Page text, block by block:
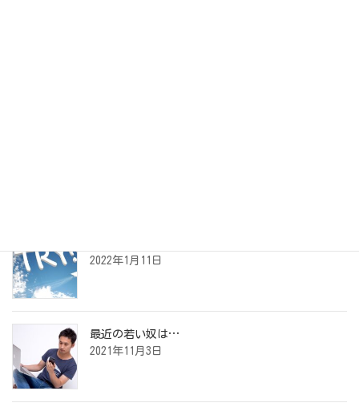
2022年1月11日
最近の若い奴は…
2021年11月3日